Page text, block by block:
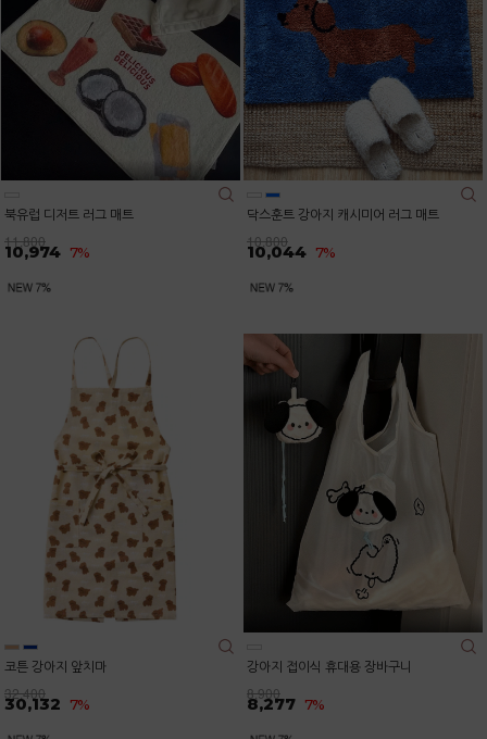
북유럽 디저트 러그 매트
11,800
10,974 7%
닥스훈트 강아지 캐시미어 러그 매트
10,800
10,044 7%
코튼 강아지 앞치마
32,400
30,132 7%
강아지 접이식 휴대용 장바구니
8,900
8,277 7%